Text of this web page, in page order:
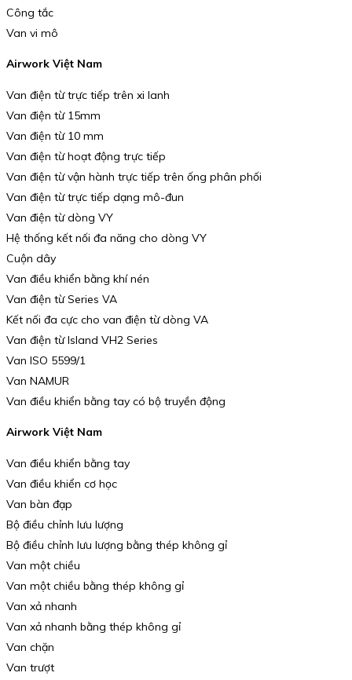
Công tắc
Van vi mô
Airwork Việt Nam
Van điện từ trực tiếp trên xi lanh
Van điện từ 15mm
Van điện từ 10 mm
Van điện từ hoạt động trực tiếp
Van điện từ vận hành trực tiếp trên ống phân phối
Van điện từ trực tiếp dạng mô-đun
Van điện từ dòng VY
Hệ thống kết nối đa năng cho dòng VY
Cuộn dây
Van điều khiển bằng khí nén
Van điện từ Series VA
Kết nối đa cực cho van điện từ dòng VA
Van điện từ Island VH2 Series
Van ISO 5599/1
Van NAMUR
Van điều khiển bằng tay có bộ truyền động
Airwork Việt Nam
Van điều khiển bằng tay
Van điều khiển cơ học
Van bàn đạp
Bộ điều chỉnh lưu lượng
Bộ điều chỉnh lưu lượng bằng thép không gỉ
Van một chiều
Van một chiều bằng thép không gỉ
Van xả nhanh
Van xả nhanh bằng thép không gỉ
Van chặn
Van trượt